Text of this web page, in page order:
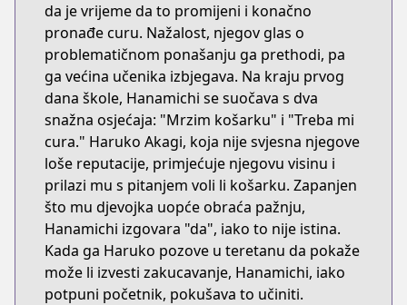
da je vrijeme da to promijeni i konačno
pronađe curu. Nažalost, njegov glas o
problematičnom ponašanju ga prethodi, pa
ga većina učenika izbjegava. Na kraju prvog
dana škole, Hanamichi se suočava s dva
snažna osjećaja: "Mrzim košarku" i "Treba mi
cura." Haruko Akagi, koja nije svjesna njegove
loše reputacije, primjećuje njegovu visinu i
prilazi mu s pitanjem voli li košarku. Zapanjen
što mu djevojka uopće obraća pažnju,
Hanamichi izgovara "da", iako to nije istina.
Kada ga Haruko pozove u teretanu da pokaže
može li izvesti zakucavanje, Hanamichi, iako
potpuni početnik, pokušava to učiniti.